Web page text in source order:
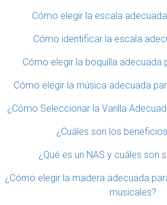
Cómo elegir la escala
Cómo identificar la escala
Cómo elegir la boquilla adecuada
Cómo elegir la música adecuada
¿Cómo Seleccionar la Varilla
¿Cuáles son los
¿Qué es un NAS y cuáles son
¿Cómo elegir la madera adecuada
musicales?